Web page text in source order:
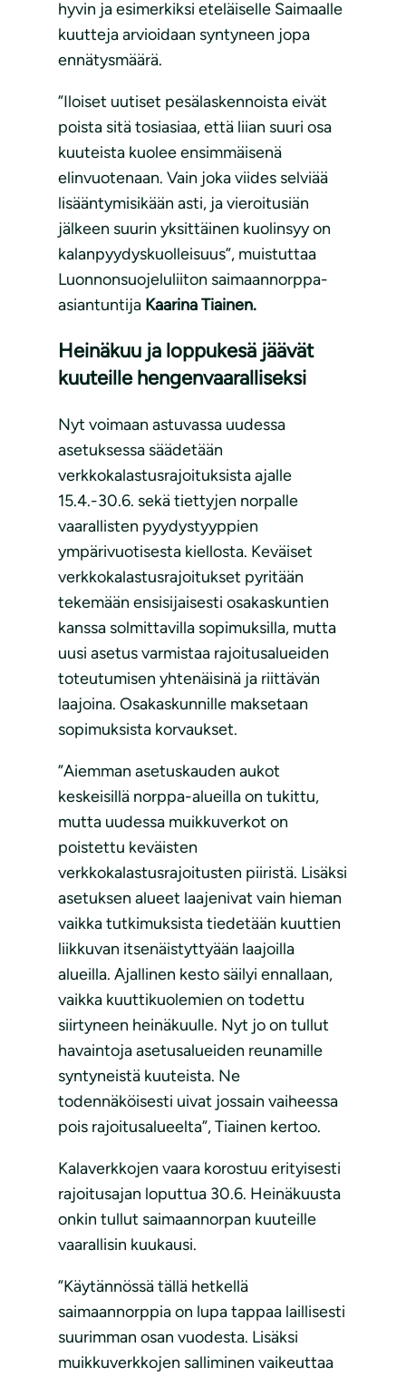
hyvin ja esimerkiksi eteläiselle Saimaalle
kuutteja arvioidaan syntyneen jopa
ennätysmäärä.
”Iloiset uutiset pesälaskennoista eivät
poista sitä tosiasiaa, että liian suuri osa
kuuteista kuolee ensimmäisenä
elinvuotenaan. Vain joka viides selviää
lisääntymisikään asti, ja vieroitusiän
jälkeen suurin yksittäinen kuolinsyy on
kalanpyydyskuolleisuus”, muistuttaa
Luonnonsuojeluliiton saimaannorppa-
asiantuntija Kaarina Tiainen.
Heinäkuu ja loppukesä jäävät
kuuteille hengenvaaralliseksi
Nyt voimaan astuvassa uudessa
asetuksessa säädetään
verkkokalastusrajoituksista ajalle
15.4.-30.6. sekä tiettyjen norpalle
vaarallisten pyydystyyppien
ympärivuotisesta kiellosta. Keväiset
verkkokalastusrajoitukset pyritään
tekemään ensisijaisesti osakaskuntien
kanssa solmittavilla sopimuksilla, mutta
uusi asetus varmistaa rajoitusalueiden
toteutumisen yhtenäisinä ja riittävän
laajoina. Osakaskunnille maksetaan
sopimuksista korvaukset.
”Aiemman asetuskauden aukot
keskeisillä norppa-alueilla on tukittu,
mutta uudessa muikkuverkot on
poistettu keväisten
verkkokalastusrajoitusten piiristä. Lisäksi
asetuksen alueet laajenivat vain hieman
vaikka tutkimuksista tiedetään kuuttien
liikkuvan itsenäistyttyään laajoilla
alueilla. Ajallinen kesto säilyi ennallaan,
vaikka kuuttikuolemien on todettu
siirtyneen heinäkuulle. Nyt jo on tullut
havaintoja asetusalueiden reunamille
syntyneistä kuuteista. Ne
todennäköisesti uivat jossain vaiheessa
pois rajoitusalueelta”, Tiainen kertoo.
Kalaverkkojen vaara korostuu erityisesti
rajoitusajan loputtua 30.6. Heinäkuusta
onkin tullut saimaannorpan kuuteille
vaarallisin kuukausi.
”Käytännössä tällä hetkellä
saimaannorppia on lupa tappaa laillisesti
suurimman osan vuodesta. Lisäksi
muikkuverkkojen salliminen vaikeuttaa